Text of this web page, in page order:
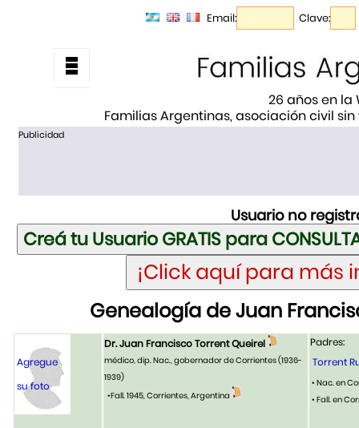
Email: Clave:
26 años en la
Familias Argentinas, asociación civil
Publicidad
Usuario no
Genealogía de Juan
Agregue
su foto
Dr. Juan Francisco Torrent Queirel
médico, dip. Nac., gobernador de Corrientes (1936-
1939)
•Fall. 1945, Corrientes, Argentina
Padres:
Torrent
• Nac. en
• Fall. en